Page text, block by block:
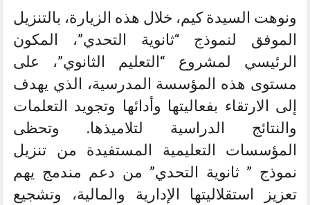
ونوهت السيدة كيم، خلال هذه الزيارة، بالتنزيل
الموفق لنموذج “ثانوية التحدي”، المكون
الرئيسي لمشروع “التعليم الثانوي”، على
مستوى هذه المؤسسة المدرسية، الذي يهدف
إلى الارتقاء بفعاليتها وأدائها وتجويد التعلمات
والنتائج الدراسية لتلاميذها. وتحظى
المؤسسات التعليمية المستفيدة من تنزيل
نموذج ” ثانوية التحدي” من دعم مندمج يهم
تعزيز استقلاليتها الإدارية والمالية، وتشجيع